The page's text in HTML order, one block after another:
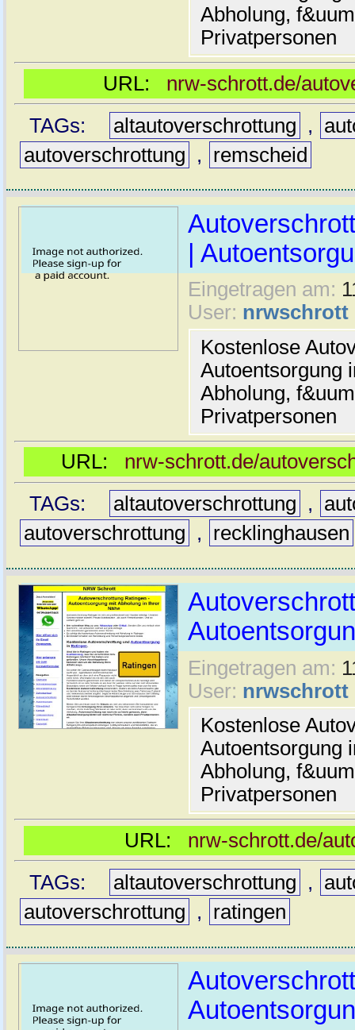
Abholung,
Privatpersonen
URL: nrw-schrott.de/
TAGs:
altautoverschrottung ,
autoverschrottung
, remscheid
|
Eingetragen am:
User: nrwschrott
Kostenlose
Autoentsorgung
Abholung,
Privatpersonen
URL: nrw-schrott.de/
TAGs:
altautoverschrottung ,
autoverschrottung
, recklinghausen
Eingetragen am:
User: nrwschrott
Kostenlose
Autoentsorgung
Abholung,
Privatpersonen
URL: nrw-schrott.de/
TAGs:
altautoverschrottung ,
autoverschrottung
, ratingen